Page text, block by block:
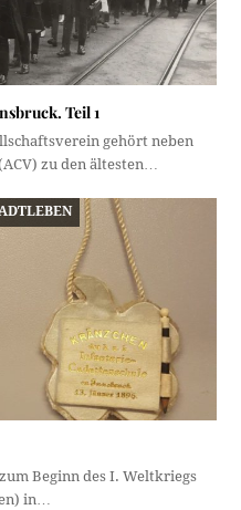
Teil 1
gehört neben
zu den ältesten…
Beginn des I. Weltkriegs
in…